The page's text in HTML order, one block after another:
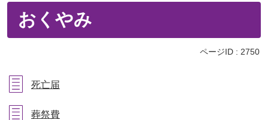
おくやみ
ページID : 2750
死亡届
葬祭費